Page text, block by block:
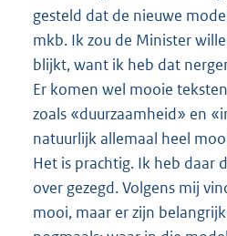
gesteld dat de nieuwe
mkb. Ik zou de Minister
blijkt, want ik heb dat
Er komen wel mooie
zoals «duurzaamheid» en
natuurlijk allemaal heel
Het is prachtig. Ik heb daar
over gezegd. Volgens mij
mooi, maar er zijn